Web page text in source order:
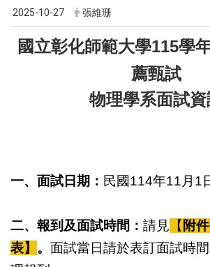
2025-10-27 張維珊
國立彰化師範大學115學
薦甄試
物理學系面試資
一、面試日期： 民國114年11 月 1
二、報到及面試時間： 請見 【 附
表】 。 面試當日請於表訂面試時間